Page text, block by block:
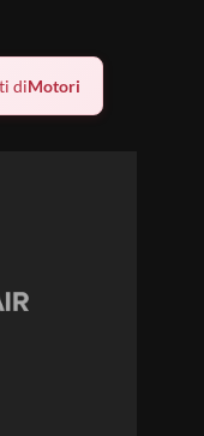
diMotori